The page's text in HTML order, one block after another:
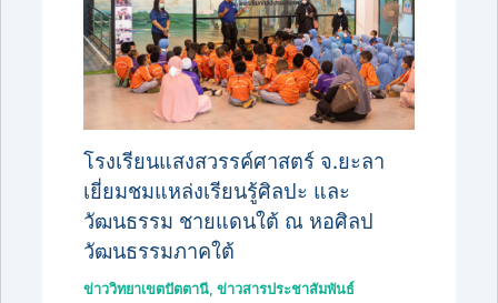
โรงเรียนแสงสวรรค์ศาสตร์ จ.ยะลา
เยี่ยมชมแหล่งเรียนรู้ศิลปะ และ
วัฒนธรรม ชายแดนใต้ ณ หอศิลป
วัฒนธรรมภาคใต้
ข่าววิทยาเขตปัตตานี, ข่าวสารประชาสัมพันธ์